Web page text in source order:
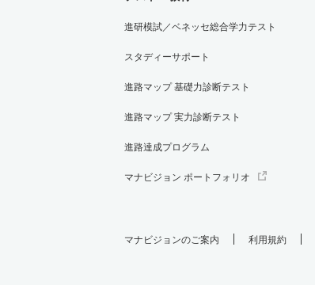
進研模試／ベネッセ総合学力テスト
スタディーサポート
進路マップ 基礎力診断テスト
進路マップ 実力診断テスト
進路達成プログラム
マナビジョン ポートフォリオ
マナビジョンのご案内 利用規約